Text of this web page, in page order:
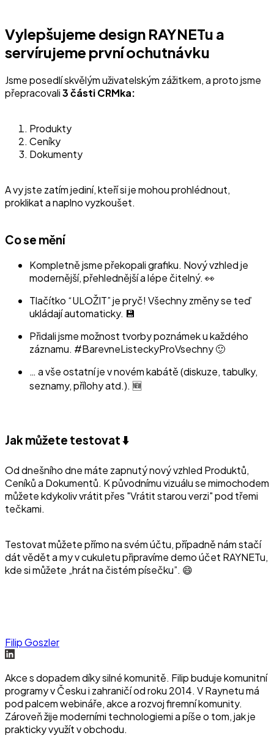
Vylepšujeme design RAYNETu a
servírujeme první ochutnávku
Jsme posedlí skvělým uživatelským zážitkem, a proto jsme
přepracovali3 části CRMka:
Produkty
Ceníky
Dokumenty
A vy jste zatím jediní, kteří si je mohou prohlédnout,
proklikat a naplno vyzkoušet.
Co se mění
Kompletně jsme překopali grafiku. Nový vzhled je
modernější, přehlednější a lépe čitelný. 👀
Tlačítko “ULOŽIT” je pryč! Všechny změny se teď
ukládají automaticky. 💾
Přidali jsme možnost tvorby poznámek u každého
záznamu. #BarevneListeckyProVsechny 🙂
… a vše ostatní je v novém kabátě (diskuze, tabulky,
seznamy, přílohy atd.). 🆕
Jak můžete testovat ⬇️
Od dnešního dne máte zapnutý nový vzhled Produktů,
Ceníků a Dokumentů. K původnímu vizuálu se mimochodem
můžete kdykoliv vrátit přes "Vrátit starou verzi" pod třemi
tečkami.
Testovat můžete přímo na svém účtu, případně nám stačí
dát vědět a my v cukuletu připravíme demo účet RAYNETu,
kde si můžete „hrát na čistém písečku”. 😄
Filip Goszler
Akce s dopadem díky silné komunitě. Filip buduje komunitní
programy v Česku i zahraničí od roku 2014. V Raynetu má
pod palcem webináře, akce a rozvoj firemní komunity.
Zároveň žije moderními technologiemi a píše o tom, jak je
prakticky využít v obchodu.